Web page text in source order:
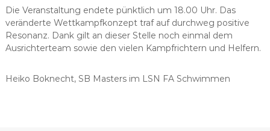
Die Veranstaltung endete pünktlich um 18.00 Uhr. Das
veränderte Wettkampfkonzept traf auf durchweg positive
Resonanz. Dank gilt an dieser Stelle noch einmal dem
Ausrichterteam sowie den vielen Kampfrichtern und Helfern.
Heiko Boknecht, SB Masters im LSN FA Schwimmen